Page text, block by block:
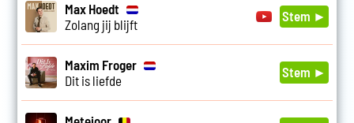
Max Hoedt
Zolang jij blijft
Stem ►
Maxim Froger
Dit is liefde
Stem ►